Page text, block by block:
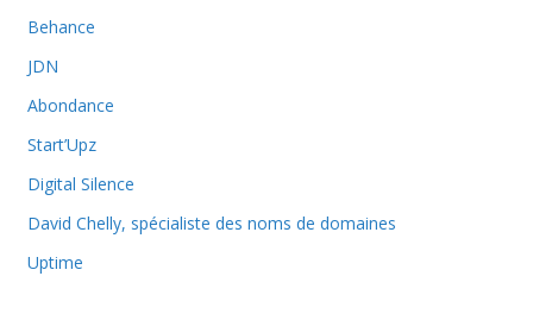
Behance
JDN
Abondance
Start’Upz
Digital Silence
David Chelly, spécialiste des noms de domaines
Uptime